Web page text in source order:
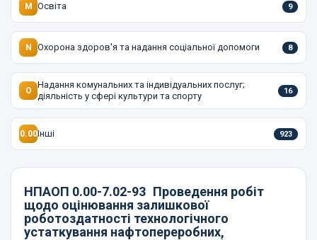
M Освіта 9
N Охорона здоров'я та надання соціальної допомоги 8
O
Надання комунальних та індивідуальних послуг;
діяльність у сфері культури та спорту
16
0.00Інші 923
НПАОП 0.00-7.02-93 Проведення робіт
щодо оцінювання залишкової
роботоздатності технологічного
устаткування нафтопереробних,